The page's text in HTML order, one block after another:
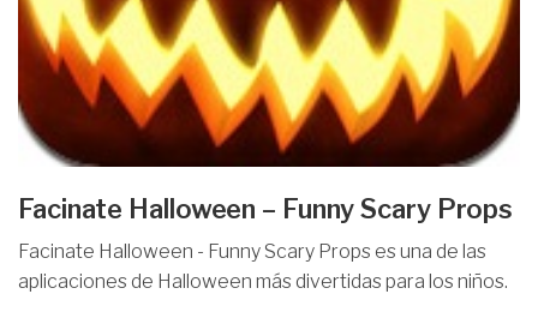
Facinate Halloween – Funny Scary Props
Facinate Halloween - Funny Scary Props es una de las
aplicaciones de Halloween más divertidas para los niños.